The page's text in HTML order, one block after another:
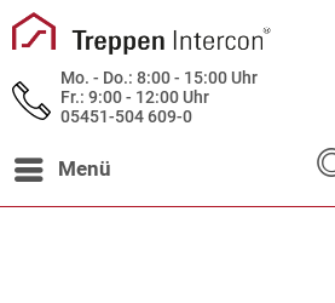
Mo. - Do.: 8:00 - 15:00 Uhr
Fr.: 9:00 - 12:00 Uhr
05451-504 609-0
Menü